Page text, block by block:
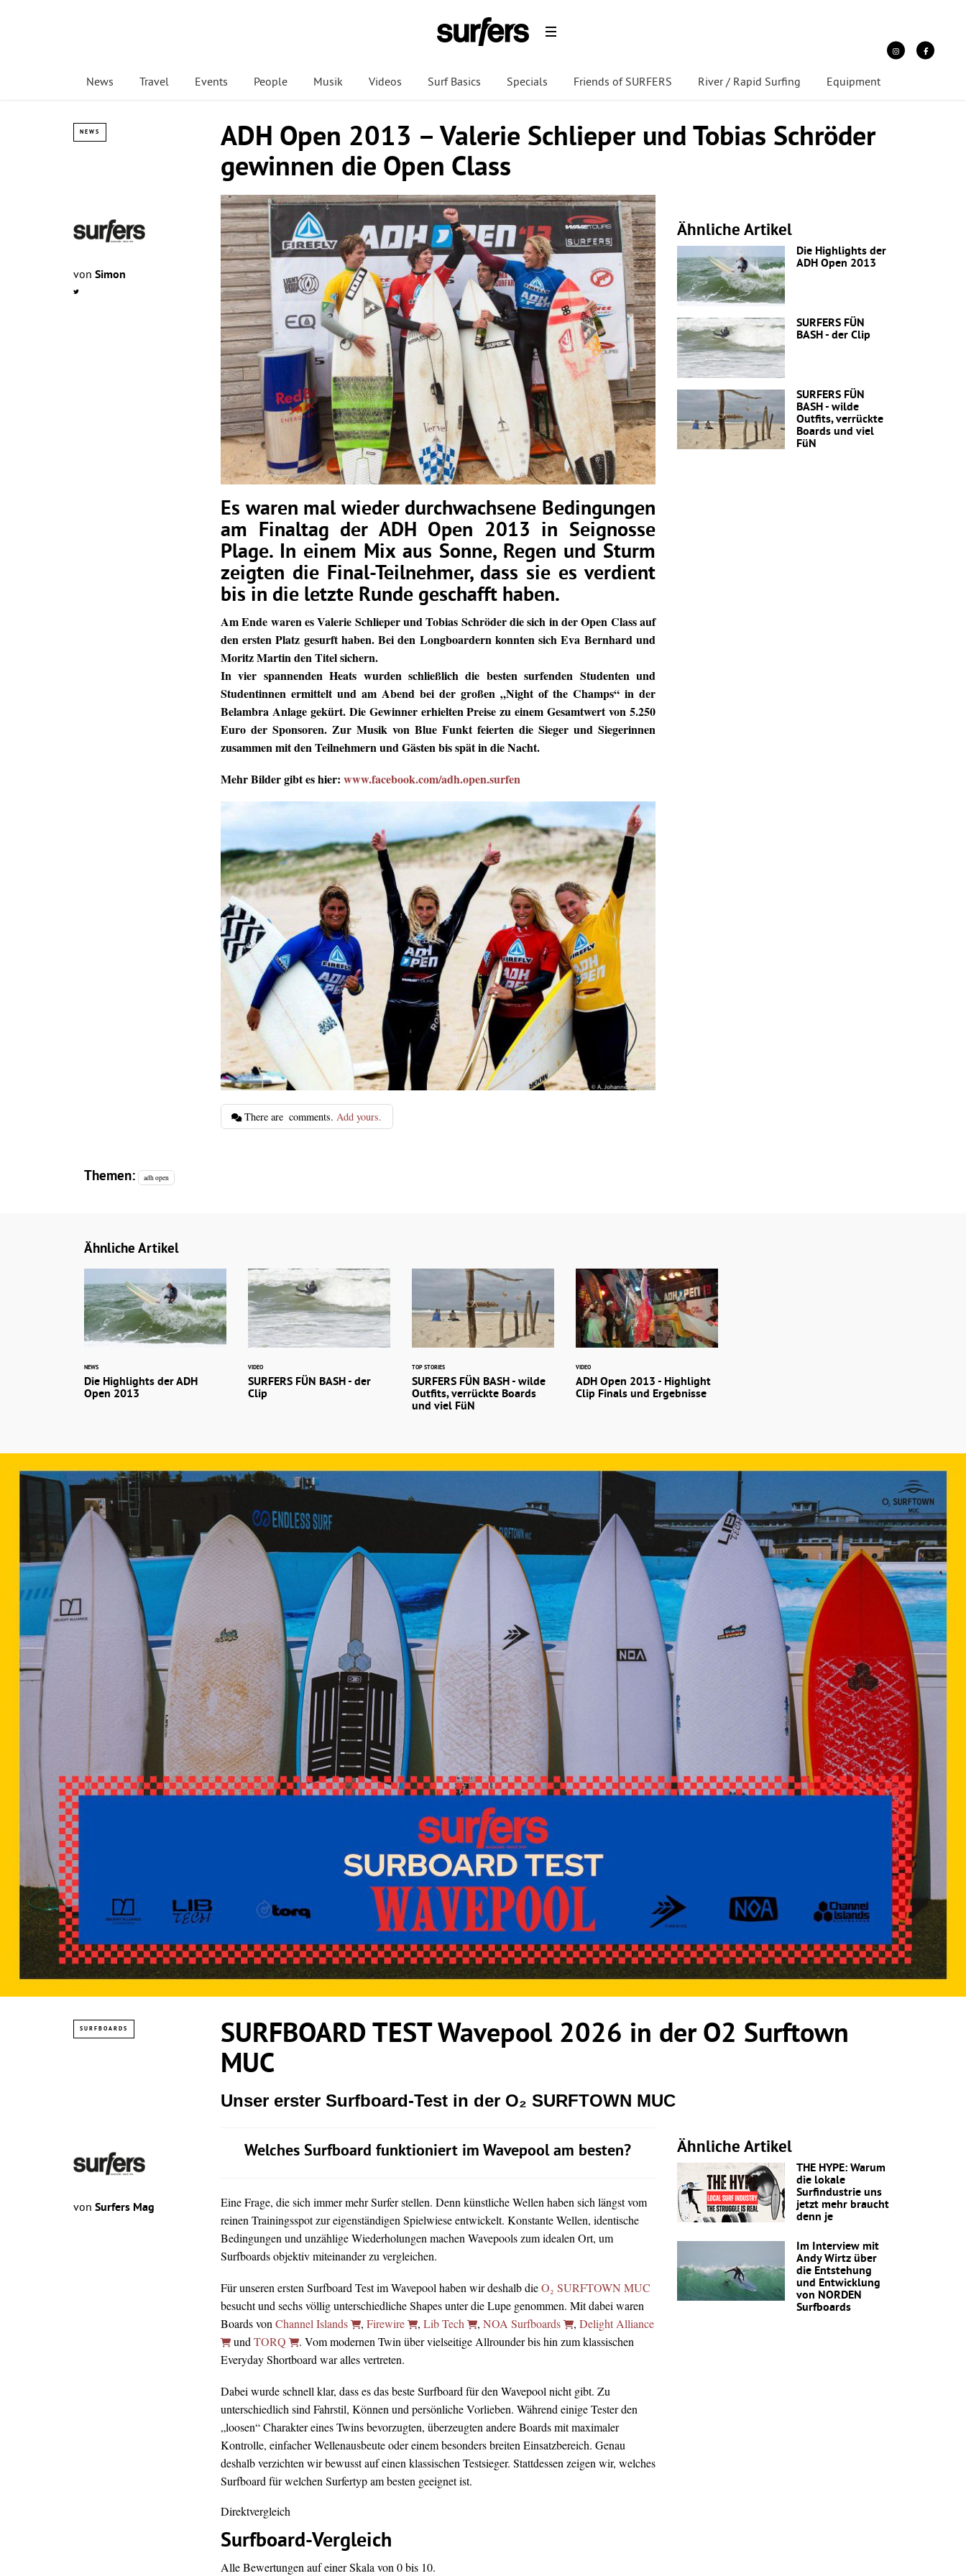
News Travel Events People Musik Videos Surf Basics Specials Friends of SURFERS River / Rapid Surfing Equipment
NEWS
ADH Open 2013 – Valerie Schlieper und Tobias Schröder
gewinnen die Open Class
von Simon
Es waren mal wieder durchwachsene Bedingungen
am Finaltag der ADH Open 2013 in Seignosse
Plage. In einem Mix aus Sonne, Regen und Sturm
zeigten die Final-Teilnehmer, dass sie es verdient
bis in die letzte Runde geschafft haben.
Am Ende waren es Valerie Schlieper und Tobias Schröder die sich in der Open Class auf
den ersten Platz gesurft haben. Bei den Longboardern konnten sich Eva Bernhard und
Moritz Martin den Titel sichern.
In vier spannenden Heats wurden schließlich die besten surfenden Studenten und
Studentinnen ermittelt und am Abend bei der großen „Night of the Champs“ in der
Belambra Anlage gekürt. Die Gewinner erhielten Preise zu einem Gesamtwert von 5.250
Euro der Sponsoren. Zur Musik von Blue Funkt feierten die Sieger und Siegerinnen
zusammen mit den Teilnehmern und Gästen bis spät in die Nacht.
Mehr Bilder gibt es hier: www.facebook.com/adh.open.surfen
Ähnliche Artikel
Die Highlights der
ADH Open 2013
SURFERS FÜN
BASH - der Clip
SURFERS FÜN
BASH - wilde
Outfits, verrückte
Boards und viel
FüN
There are comments. Add yours.
Themen: adh open
Ähnliche Artikel
NEWS
Die Highlights der ADH
Open 2013
VIDEO
SURFERS FÜN BASH - der
Clip
TOP STORIES
SURFERS FÜN BASH - wilde
Outfits, verrückte Boards
und viel FüN
VIDEO
ADH Open 2013 - Highlight
Clip Finals und Ergebnisse
SURFBOARDS
SURFBOARD TEST Wavepool 2026 in der O2 Surftown
MUC
Unser erster Surfboard-Test in der O₂ SURFTOWN MUC
von Surfers Mag
Welches Surfboard funktioniert im Wavepool am besten?
Eine Frage, die sich immer mehr Surfer stellen. Denn künstliche Wellen haben sich längst vom
reinen Trainingsspot zur eigenständigen Spielwiese entwickelt. Konstante Wellen, identische
Bedingungen und unzählige Wiederholungen machen Wavepools zum idealen Ort, um
Surfboards objektiv miteinander zu vergleichen.
Für unseren ersten Surfboard Test im Wavepool haben wir deshalb dieO₂ SURFTOWN MUC
besucht und sechs völlig unterschiedliche Shapes unter die Lupe genommen. Mit dabei waren
Boards von Channel Islands , Firewire , Lib Tech , NOA Surfboards , Delight Alliance
und TORQ
. Vom modernen Twin über vielseitige Allrounder bis hin zum klassischen
Everyday Shortboard war alles vertreten.
Dabei wurde schnell klar, dass es das beste Surfboard für den Wavepool nicht gibt. Zu
unterschiedlich sind Fahrstil, Können und persönliche Vorlieben. Während einige Tester den
„loosen“ Charakter eines Twins bevorzugten, überzeugten andere Boards mit maximaler
Kontrolle, einfacher Wellenausbeute oder einem besonders breiten Einsatzbereich. Genau
deshalb verzichten wir bewusst auf einen klassischen Testsieger. Stattdessen zeigen wir, welches
Surfboard für welchen Surfertyp am besten geeignet ist.
Direktvergleich
Surfboard-Vergleich
Alle Bewertungen auf einer Skala von 0 bis 10.
Ähnliche Artikel
THE HYPE: Warum
die lokale
Surfindustrie uns
jetzt mehr braucht
denn je
Im Interview mit
Andy Wirtz über
die Entstehung
und Entwicklung
von NORDEN
Surfboards